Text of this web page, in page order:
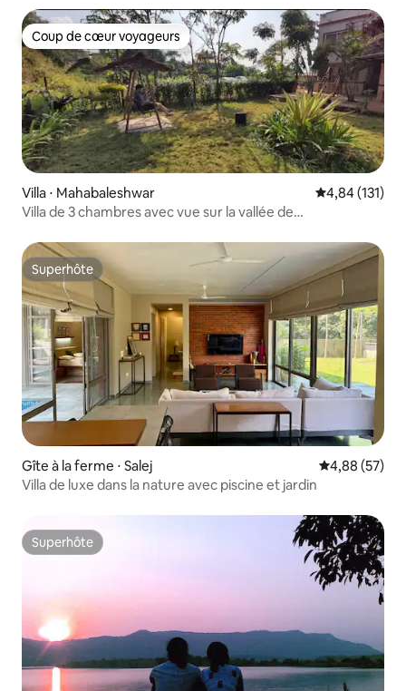
Coup de cœur voyageurs
Coup de cœur voyageurs
Villa ⋅ Mahabaleshwar Évaluation
4,84 (131)
Villa de 3 chambres avec vue sur la vallée de
Superhôte
Superhôte
Gîte à la ferme ⋅ Salej Évaluation
4,88 (57)
Villa de luxe dans la nature avec piscine et jardin
Superhôte
Superhôte